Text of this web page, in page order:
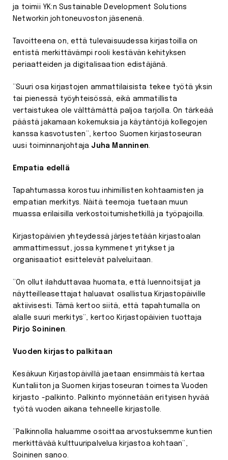
ja toimii YK:n Sustainable Development Solutions
Networkin johtoneuvoston jäsenenä.
Tavoitteena on, että tulevaisuudessa kirjastoilla on
entistä merkittävämpi rooli kestävän kehityksen
periaatteiden ja digitalisaation edistäjänä.
”Suuri osa kirjastojen ammattilaisista tekee työtä yksin
tai pienessä työyhteisössä, eikä ammatillista
vertaistukea ole välttämättä paljoa tarjolla. On tärkeää
päästä jakamaan kokemuksia ja käytäntöjä kollegojen
kanssa kasvotusten”, kertoo Suomen kirjastoseuran
uusi toiminnanjohtaja Juha Manninen.
Empatia edellä
Tapahtumassa korostuu inhimillisten kohtaamisten ja
empatian merkitys. Näitä teemoja tuetaan muun
muassa erilaisilla verkostoitumishetkillä ja työpajoilla.
Kirjastopäivien yhteydessä järjestetään kirjastoalan
ammattimessut, jossa kymmenet yritykset ja
organisaatiot esittelevät palveluitaan.
”On ollut ilahduttavaa huomata, että luennoitsijat ja
näytteilleasettajat haluavat osallistua Kirjastopäiville
aktiivisesti. Tämä kertoo siitä, että tapahtumalla on
alalle suuri merkitys”, kertoo Kirjastopäivien tuottaja
Pirjo Soininen.
Vuoden kirjasto palkitaan
Kesäkuun Kirjastopäivillä jaetaan ensimmäistä kertaa
Kuntaliiton ja Suomen kirjastoseuran toimesta Vuoden
kirjasto -palkinto. Palkinto myönnetään erityisen hyvää
työtä vuoden aikana tehneelle kirjastolle.
”Palkinnolla haluamme osoittaa arvostuksemme kuntien
merkittävää kulttuuripalvelua kirjastoa kohtaan”,
Soininen sanoo.